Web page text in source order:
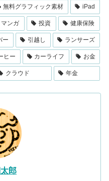
無料グラフィック素材 iPad
マンガ 投資 健康保険
ー 引越し ランサーズ
ヒー カーライフ お金
クラウド 年金
郎